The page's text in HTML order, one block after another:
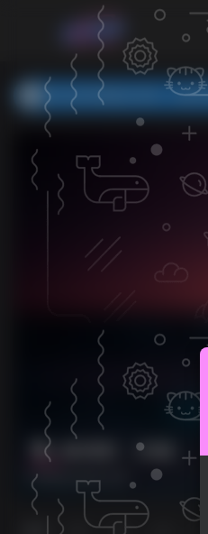
本站内容需验证登录，如有
欢迎访问洛瑶教程网，本
本站内容需验证登录，如有
欢迎访问洛瑶教程网，本站
共0篇
各类副业项目分享
更新 浏览